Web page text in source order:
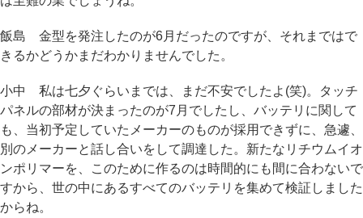
飯島 金型を発注したのが6月だったのですが、それまではで
きるかどうかまだわかりませんでした。
小中 私は七夕ぐらいまでは、まだ不安でしたよ(笑)。タッチ
パネルの部材が決まったのが7月でしたし、バッテリに関して
も、当初予定していたメーカーのものが採用できずに、急遽、
別のメーカーと話し合いをして調達した。新たなリチウムイオ
ンポリマーを、このために作るのは時間的にも間に合わないで
すから、世の中にあるすべてのバッテリを集めて検証しました
からね。